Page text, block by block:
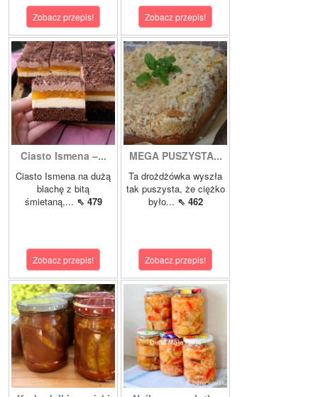
Zobacz przepis! Zobacz przepis!
Ciasto Ismena –...
Ciasto Ismena na dużą
blachę z bitą
śmietaną,... ⇖ 479
Zobacz przepis!
MEGA PUSZYSTA...
Ta drożdżówka wyszła
tak puszysta, że ciężko
było... ⇖ 462
Zobacz przepis!